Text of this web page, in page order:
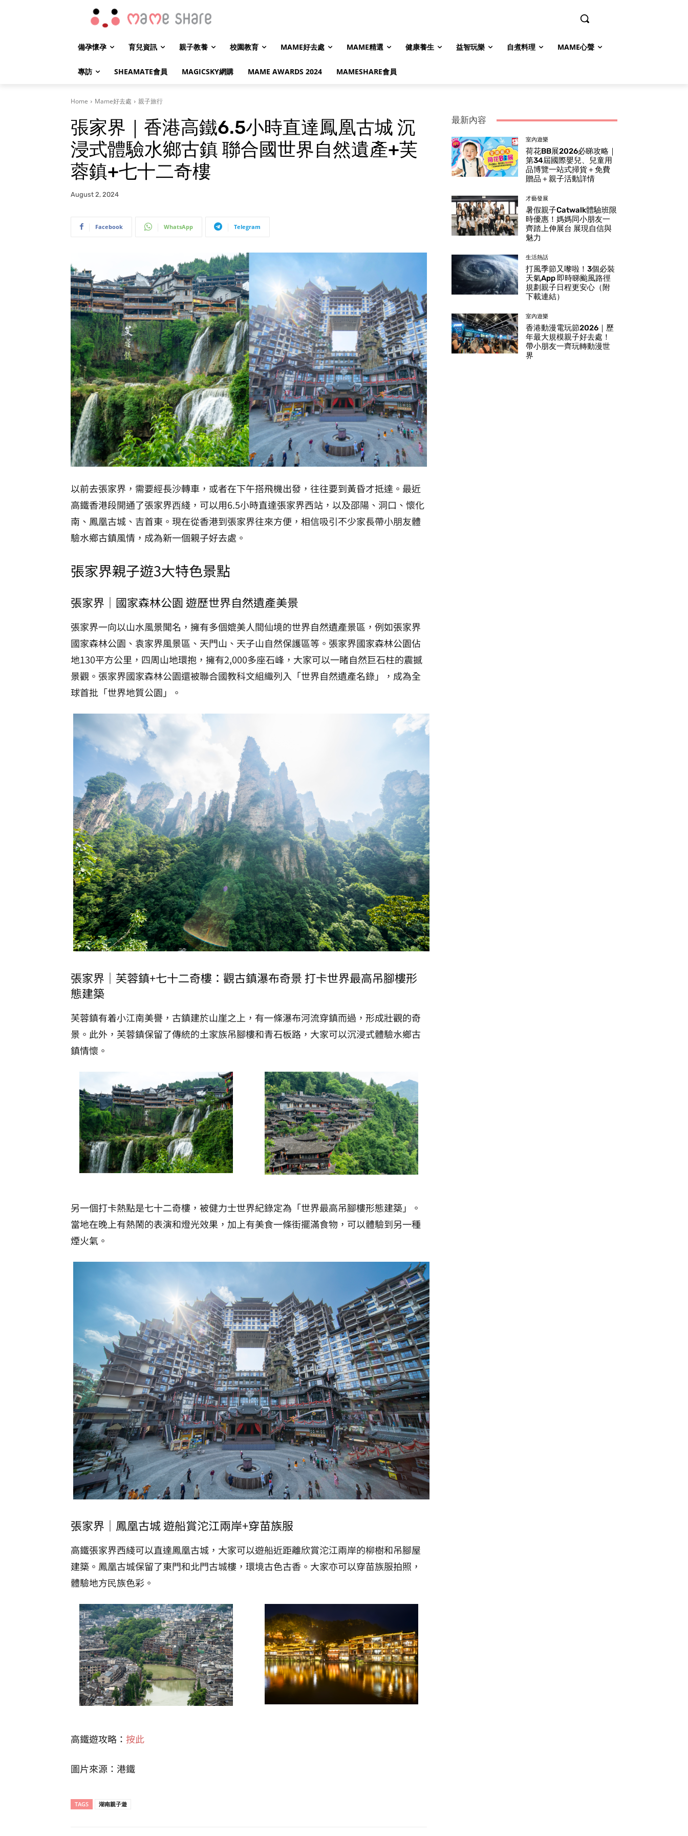
備孕懷孕 育兒資訊 親子教養 校園教育 MAME好去處 MAME精選 健康養生 益智玩樂 自煮料理 MAME心聲
專訪 SHEAMATE會員 MAGICSKY網購 MAME AWARDS 2024 MAMESHARE會員
Home Mame好去處 親子旅行
張家界｜香港高鐵6.5小時直達鳳凰古城 沉
浸式體驗水鄉古鎮 聯合國世界自然遺產+芙
蓉鎮+七十二奇樓
August 2, 2024
Facebook WhatsApp Telegram
以前去張家界，需要經長沙轉車，或者在下午搭飛機出發，往往要到黃昏才抵達。最近
高鐵香港段開通了張家界⻄綫，可以用6.5小時直達張家界西站，以及邵陽、洞口、懷化
南、鳳凰古城、吉首東。現在從香港到張家界往來方便，相信吸引不少家長帶小朋友體
驗水鄉古鎮風情，成為新一個親子好去處。
張家界親子遊3大特色景點
張家界｜ 國家森林公園 遊歷世界自然遺產美景
張家界一向以山水風景聞名，擁有多個媲美人間仙境的世界自然遺產景區，例如張家界
國家森林公園、袁家界風景區、天門山、天子山自然保護區等。張家界國家森林公園佔
地130平方公里，四周山地環抱，擁有2,000多座石峰，大家可以一睹自然巨石柱的震撼
景觀。張家界國家森林公園還被聯合國教科文組織列入「世界自然遺產名錄」，成為全
球首批「世界地質公園」。
張家界｜ 芙蓉鎮+七十二奇樓：觀古鎮瀑布奇景 打卡世界最高吊腳樓形
態建築
芙蓉鎮有着小江南美譽，古鎮建於山崖之上，有一條瀑布河流穿鎮而過，形成壯觀的奇
景。此外，芙蓉鎮保留了傳統的土家族吊腳樓和青石板路，大家可以沉浸式體驗水鄉古
鎮情懷。
另一個打卡熱點是七十二奇樓，被健力士世界紀錄定為「世界最高吊腳樓形態建築」。
當地在晚上有熱鬧的表演和燈光效果，加上有美食一條街擺滿食物，可以體驗到另一種
煙火氣。
張家界｜鳳凰古城 遊船賞沱江兩岸+穿苗族服
高鐵張家界西綫可以直達鳳凰古城，大家可以遊船近距離欣賞沱江兩岸的柳樹和吊腳屋
建築。鳳凰古城保留了東門和北門古城樓，環境古色古香。大家亦可以穿苗族服拍照，
體驗地方⺠族色彩。
高鐵遊攻略： 按此
圖片來源：港鐵
TAGS 湖南親子遊
最新內容
室內遊樂
荷花BB展2026必睇攻略｜
第34屆國際嬰兒、兒童用
品博覽一站式掃貨＋免費
贈品＋親子活動詳情
才藝發展
暑假親子Catwalk體驗班限
時優惠！媽媽同小朋友一
齊踏上伸展台 展現自信與
魅力
生活熱話
打風季節又嚟啦！3個必裝
天氣App 即時睇颱風路徑
規劃親子日程更安心（附
下載連結）
室內遊樂
香港動漫電玩節2026｜歷
年最大規模親子好去處！
帶小朋友一齊玩轉動漫世
界